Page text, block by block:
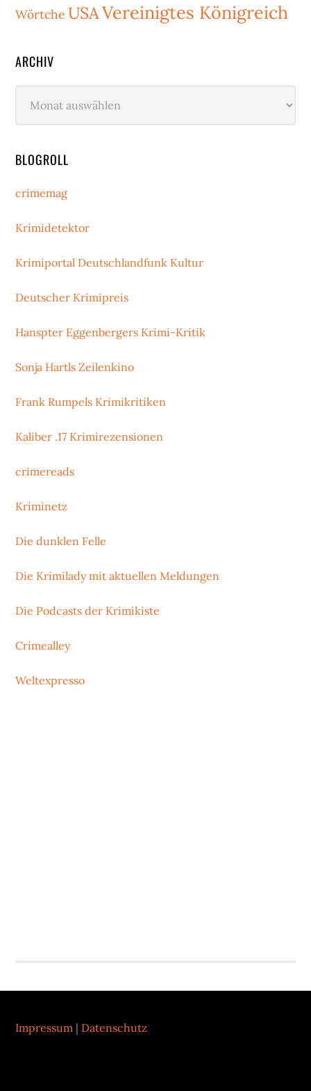
Wörtche USAVereinigtes Königreich
ARCHIV
BLOGROLL
crimemag
Krimidetektor
Krimiportal Deutschlandfunk Kultur
Deutscher Krimipreis
Hanspter Eggenbergers Krimi-Kritik
Sonja Hartls Zeilenkino
Frank Rumpels Krimikritiken
Kaliber .17 Krimirezensionen
crimereads
Kriminetz
Die dunklen Felle
Die Krimilady mit aktuellen Meldungen
Die Podcasts der Krimikiste
Crimealley
Weltexpresso
Footer
Impressum | Datenschutz